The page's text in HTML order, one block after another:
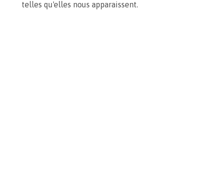
telles qu'elles nous apparaissent.